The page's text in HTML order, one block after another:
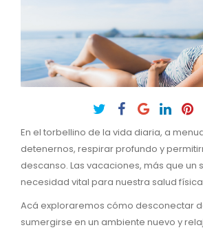
En el torbellino de la vida diaria, a
detenernos, respirar profundo y
descanso. Las vacaciones, más que un
necesidad vital para nuestra salud
Acá exploraremos cómo desconectar
sumergirse en un ambiente nuevo y